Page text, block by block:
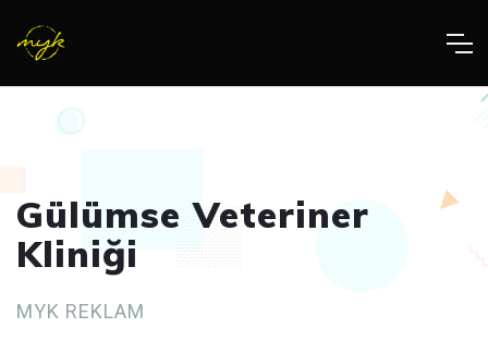
Gülümse Veteriner
Kliniği
MYK REKLAM